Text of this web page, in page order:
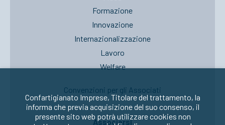
Formazione
Innovazione
Internazionalizzazione
Lavoro
Welfare
Convenzioni per gli Associati
Associarsi
Confartigianato Imprese, Titolare del trattamento, la
informa che previa acquisizione del suo consenso, il
presente sito web potrà utilizzare cookies non